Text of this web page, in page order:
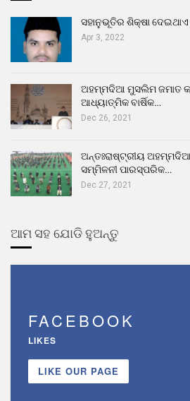
ସହାନୁଭୂତିର ଶିକ୍ଷା
Apr 3, 2022
ଅହମ୍ମଦିଆ ମୁସଲିମ ଜମାତ
ଆଧ୍ୟାତ୍ମିକ ବାର୍ଷିକ…
Dec 26, 2021
ଅନ୍ତଃରାଷ୍ଟ୍ରୀୟ
ସମ୍ମିଳନୀ ପାରସ୍ପରିକ…
Dec 27, 2021
ଆମ ସହ ଯୋଡି ହୁଅନ୍ତୁ
FACEBOOK
LIKES
LIKE OUR PAGE